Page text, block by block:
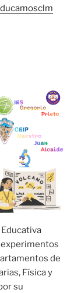
experimentos
de
Física y
su